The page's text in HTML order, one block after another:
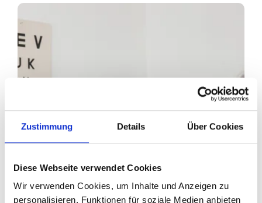
Zustimmung Details Über Cookies
Diese Webseite verwendet Cookies
Wir verwenden Cookies, um Inhalte und Anzeigen zu
personalisieren, Funktionen für soziale Medien anbieten